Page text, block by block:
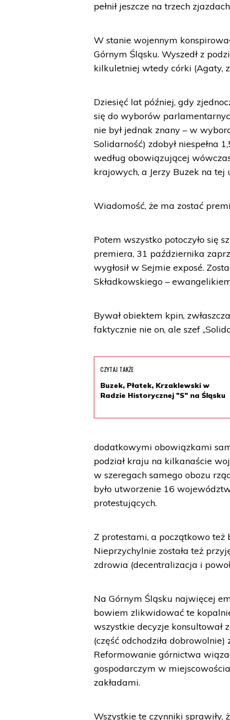
pełnił jeszcze na trzech
W stanie wojennym
Górnym Śląsku. Wyszedł z
kilkuletniej wtedy córki (Agaty,
Dziesięć lat później, gdy
się do wyborów
nie był jednak znany – w
Solidarność) zdobył niespełna
według obowiązującej
krajowych, a Jerzy Buzek na tej
Wiadomość, że ma zostać
Potem wszystko potoczyło się
premiera, 31 października
wygłosił w Sejmie exposé.
Składkowskiego –
Bywał obiektem kpin,
faktycznie nie on, ale szef
CZYTAJ TAKŻE
Buzek, Płatek, Krzaklewski w
Radzie Historycznej "S" na Śląsku
dodatkowymi obowiązkami
podział kraju na kilkanaście
w szeregach samego obozu
było utworzenie 16
protestujących.
Z protestami, a początkowo też
Nieprzychylnie została też
zdrowia (decentralizacja i
Na Górnym Śląsku najwięcej
bowiem zlikwidować te
wszystkie decyzje
(część odchodziła
Reformowanie górnictwa
gospodarczym w
zakładami.
Wszystkie te czynniki sprawiły,